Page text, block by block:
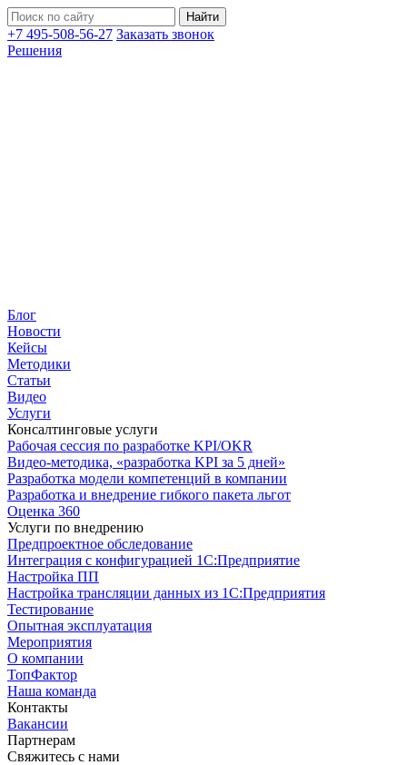
+7 495-508-56-27 Заказать звонок
Решения
Блог
Новости
Кейсы
Методики
Статьи
Видео
Услуги
Консалтинговые услуги
Рабочая сессия по разработке KPI/OKR
Видео-методика, «разработка KPI за 5 дней»
Разработка модели компетенций в компании
Разработка и внедрение гибкого пакета льгот
Оценка 360
Услуги по внедрению
Предпроектное обследование
Интеграция с конфигурацией 1С:Предприятие
Настройка ПП
Настройка трансляции данных из 1С:Предприятия
Тестирование
Опытная эксплуатация
Мероприятия
О компании
ТопФактор
Наша команда
Контакты
Вакансии
Партнерам
Свяжитесь с нами